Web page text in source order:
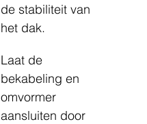
de stabiliteit van
het dak.
Laat de
bekabeling en
omvormer
aansluiten door